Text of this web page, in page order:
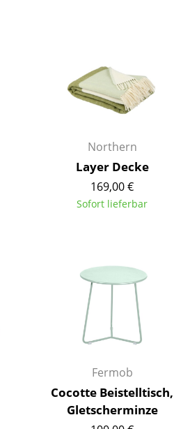
Northern
Layer Decke
169,00 €
Sofort lieferbar
Fermob
Cocotte Beistelltisch,
Gletscherminze